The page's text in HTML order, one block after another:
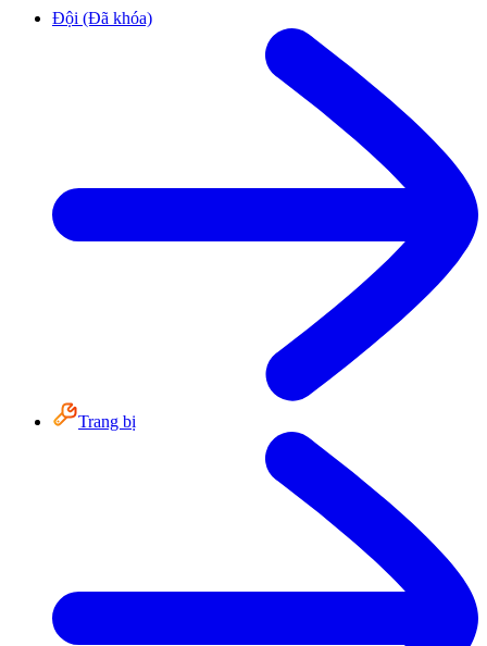
Đội (Đã khóa)
Trang bị